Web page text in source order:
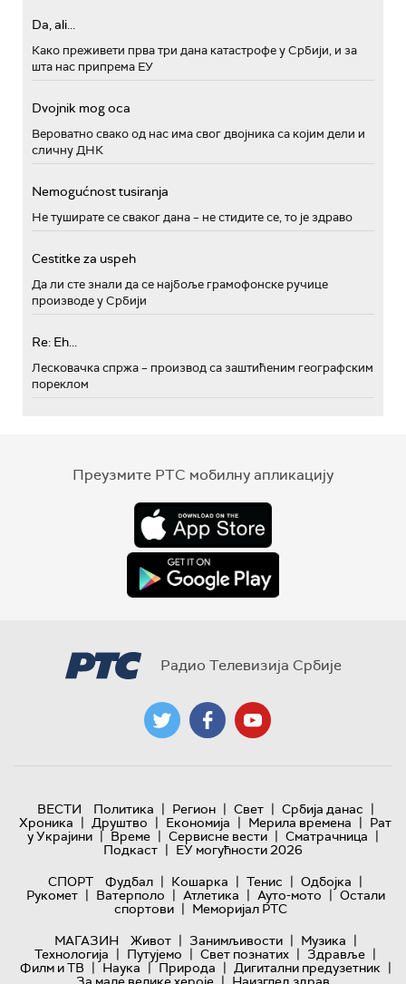
Da, ali...
Како преживети прва три дана катастрофе у Србији, и за
шта нас припрема ЕУ
Dvojnik mog oca
Вероватно свако од нас има свог двојника са којим дели и
сличну ДНК
Nemogućnost tusiranja
Не туширате се сваког дана – не стидите се, то је здраво
Cestitke za uspeh
Да ли сте знали да се најбоље грамофонске ручице
производе у Србији
Re: Eh...
Лесковачка спржа – производ са заштићеним географским
пореклом
Преузмите РТС мобилну апликацију
Радио Телевизија Србије
ВЕСТИ Политика | Регион | Свет | Србија данас |
Хроника | Друштво | Економија | Мерила времена | Рат
у Украјини | Време | Сервисне вести | Сматрачница |
Подкаст | ЕУ могућности 2026
СПОРТ
Фудбал | Кошарка | Тенис | Одбојка |
Рукомет | Ватерполо | Атлетика | Ауто-мото | Остали
спортови | Меморијал РТС
МАГАЗИН
Живот | Занимљивости | Музика |
Технологијa | Путујемо | Свет познатих | Здравље |
Филм и ТВ | Наука | Природа | Дигитални предузетник |